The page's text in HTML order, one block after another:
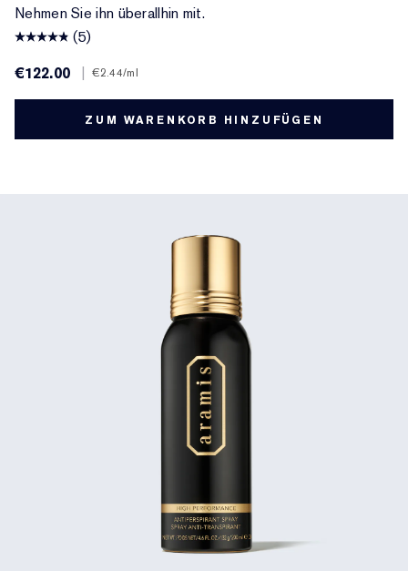
Nehmen Sie ihn überallhin mit.
(5)
€122.00
€2.44/ml
ZUM WARENKORB HINZUFÜGEN